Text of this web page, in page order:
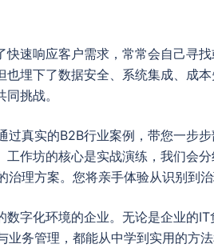
速响应客户需求，常常会自己寻
埋下了数据安全、系统集成、成
挑战。
真实的B2B行业案例，带您一步
作坊的核心是实战演练，我们会
理方案。您将亲手体验从识别到治
字化环境的企业。无论是企业的
务管理，都能从中学到实用的方